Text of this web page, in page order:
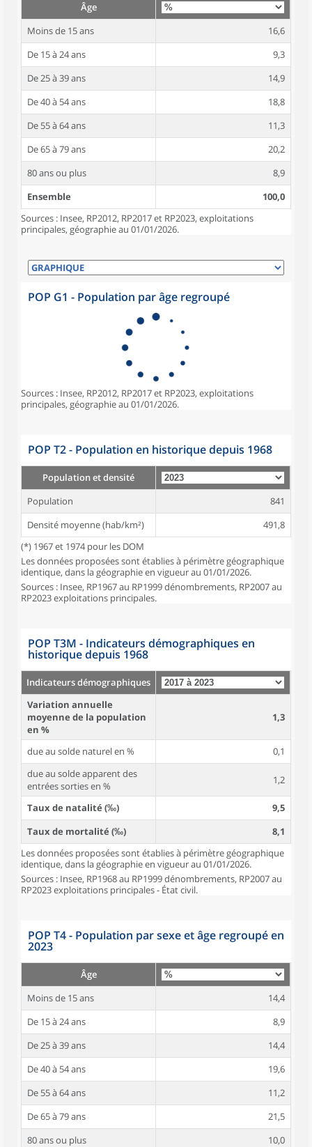
Âge
Moins de 15 ans
16,6
De 15 à 24 ans
9,3
De 25 à 39 ans
14,9
De 40 à 54 ans
18,8
De 55 à 64 ans
11,3
De 65 à 79 ans
20,2
80 ans ou plus
8,9
Ensemble
100,0
Sources : Insee, RP2012, RP2017 et RP2023, exploitations
principales, géographie au 01/01/2026.
POP G1 - Population par âge regroupé
Sources : Insee, RP2012, RP2017 et RP2023, exploitations
principales, géographie au 01/01/2026.
POP T2 - Population en historique depuis 1968
Population et densité
Population
841
Densité moyenne (hab/km²)
491,8
(*) 1967 et 1974 pour les DOM
Les données proposées sont établies à périmètre géographique
identique, dans la géographie en vigueur au 01/01/2026.
Sources : Insee, RP1967 au RP1999 dénombrements, RP2007 au
RP2023 exploitations principales.
POP T3M - Indicateurs démographiques en
historique depuis 1968
Indicateurs démographiques
Variation annuelle
moyenne de la population
en %
1,3
due au solde naturel en %
0,1
due au solde apparent des
entrées sorties en %
1,2
Taux de natalité (‰)
9,5
Taux de mortalité (‰)
8,1
Les données proposées sont établies à périmètre géographique
identique, dans la géographie en vigueur au 01/01/2026.
Sources : Insee, RP1968 au RP1999 dénombrements, RP2007 au
RP2023 exploitations principales - État civil.
POP T4 - Population par sexe et âge regroupé en
2023
Âge
Moins de 15 ans
14,4
De 15 à 24 ans
8,9
De 25 à 39 ans
14,4
De 40 à 54 ans
19,6
De 55 à 64 ans
11,2
De 65 à 79 ans
21,5
80 ans ou plus
10,0